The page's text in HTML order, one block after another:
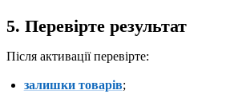
5. Перевірте результат
Після активації перевірте:
залишки товарів;